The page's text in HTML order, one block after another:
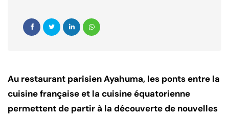
Au restaurant parisien Ayahuma, les ponts entre la
cuisine française et la cuisine équatorienne
permettent de partir à la découverte de nouvelles